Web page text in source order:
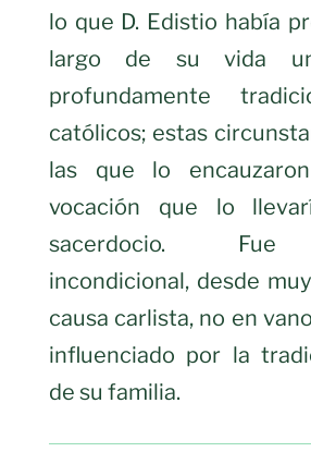
lo que D. Edistio había
largo de su vida
profundamente
católicos; estas
las que lo
vocación que lo
sacerdocio. Fue
incondicional, desde
causa carlista, no en
influenciado por la
de su familia.